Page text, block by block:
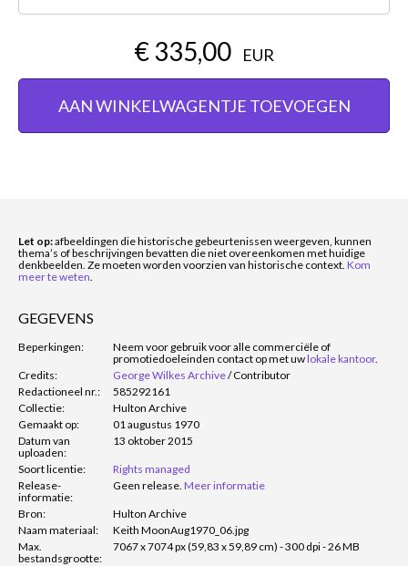
€ 335,00 EUR
AAN WINKELWAGENTJE TOEVOEGEN
Let op:afbeeldingen die historische gebeurtenissen weergeven, kunnen
thema’s of beschrijvingen bevatten die niet overeenkomen met huidige
denkbeelden. Ze moeten worden voorzien van historische context. Kom
meer te weten
GEGEVENS
Beperkingen:
Neem voor gebruik voor alle commerciële of
promotiedoeleinden contact op met uwlokale kantoor.
Credits:
George Wilkes Archive/Contributor
Redactioneel nr.:
585292161
Collectie:
Hulton Archive
Gemaakt op:
01 augustus 1970
Datum van
uploaden:
13 oktober 2015
Soort licentie:
Rights managed
Release-
informatie:
Geen release. Meer informatie
Bron:
Hulton Archive
Naam materiaal:
Keith MoonAug1970_06.jpg
Max.
bestandsgrootte:
7067 x 7074 px (59,83 x 59,89 cm) - 300 dpi - 26 MB